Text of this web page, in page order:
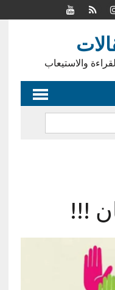
والاستيعاب
!!!